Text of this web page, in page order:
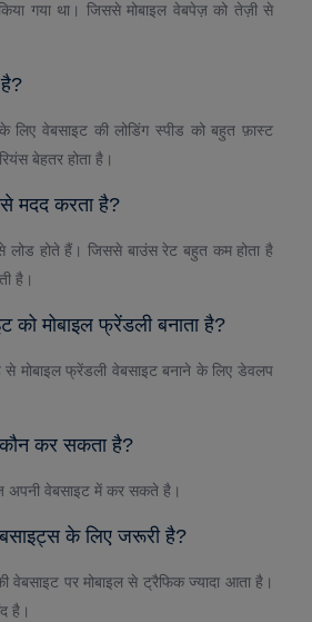
गया था। जिससे मोबाइल वेबपेज़ को तेज़ी से
लिए वेबसाइट की लोडिंग स्पीड को बहुत फ़ास्ट
बेहतर होता है।
मदद करता है?
होते हैं। जिससे बाउंस रेट बहुत कम होता है
है।
को मोबाइल फ्रेंडली बनाता है?
से मोबाइल फ्रेंडली वेबसाइट बनाने के लिए डेवलप
कर सकता है?
अपनी वेबसाइट में कर सकते है।
के लिए जरूरी है?
पर मोबाइल से ट्रैफिक ज्यादा आता है।
है।